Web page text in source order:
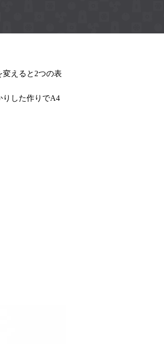
変えると2つの表
りした作りでA4